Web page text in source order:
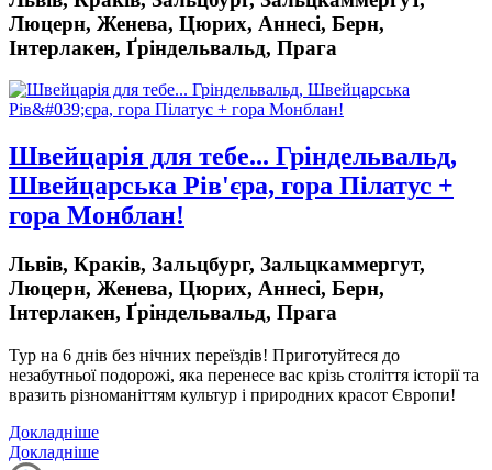
Люцерн, Женева, Цюрих, Аннесі, Берн,
Інтерлакен, Ґріндельвальд, Прага
Швейцарія для тебе... Гріндельвальд,
Швейцарська Рів'єра, гора Пілатус +
гора Монблан!
Львів, Краків, Зальцбург, Зальцкаммергут,
Люцерн, Женева, Цюрих, Аннесі, Берн,
Інтерлакен, Ґріндельвальд, Прага
Тур на 6 днів без нічних переїздів! Приготуйтеся до
незабутньої подорожі, яка перенесе вас крізь століття історії та
вразить різноманіттям культур і природних красот Європи!
Докладніше
Докладніше